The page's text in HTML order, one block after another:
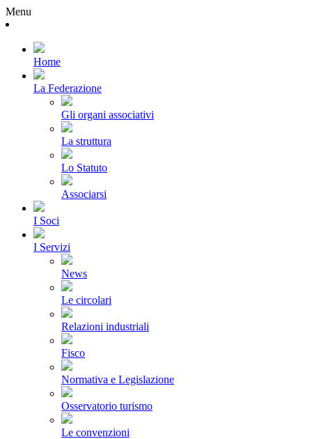
Menu
Home
La Federazione
Gli organi associativi
La struttura
Lo Statuto
Associarsi
I Soci
I Servizi
News
Le circolari
Relazioni industriali
Fisco
Normativa e Legislazione
Osservatorio turismo
Le convenzioni